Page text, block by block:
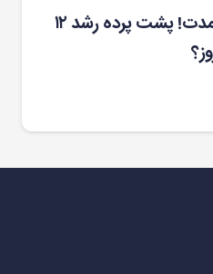
تحلیل سولانا در میان مدت! پشت پرده رشد ۱۲